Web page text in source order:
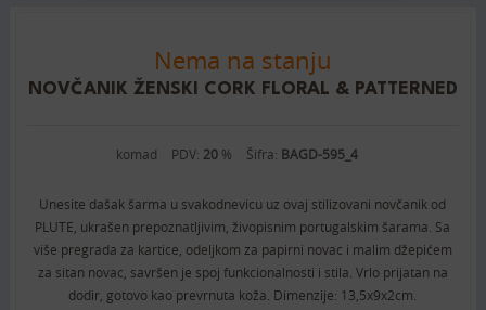
Nema na stanju
NOVČANIK ŽENSKI CORK FLORAL & PATTERNED
komad PDV: 20 % Šifra: BAGD-595_4
Unesite dašak šarma u svakodnevicu uz ovaj stilizovani novčanik od
PLUTE, ukrašen prepoznatljivim, živopisnim portugalskim šarama. Sa
više pregrada za kartice, odeljkom za papirni novac i malim džepićem
za sitan novac, savršen je spoj funkcionalnosti i stila. Vrlo prijatan na
dodir, gotovo kao prevrnuta koža. Dimenzije: 13,5x9x2cm.